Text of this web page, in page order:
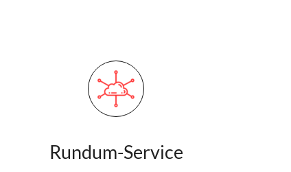
Rundum-Service